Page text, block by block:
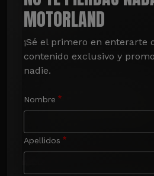
MOTORLAND
¡Sé el primero en enterarte
contenido exclusivo y
nadie.
Nombre
Apellidos